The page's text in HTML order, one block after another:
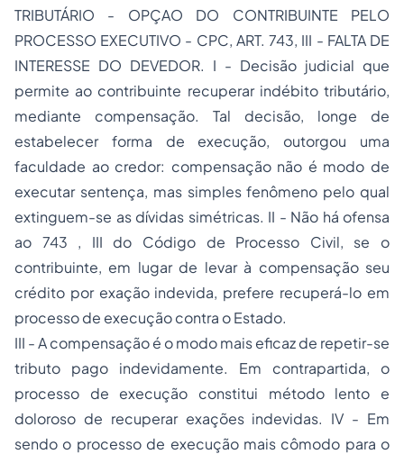
TRIBUTÁRIO - OPÇAO DO CONTRIBUINTE PELO
PROCESSO EXECUTIVO - CPC, ART. 743, III - FALTA DE
INTERESSE DO DEVEDOR. I - Decisão judicial que
permite ao contribuinte recuperar indébito tributário,
mediante compensação. Tal decisão, longe de
estabelecer forma de execução, outorgou uma
faculdade ao credor: compensação não é modo de
executar sentença, mas simples fenômeno pelo qual
extinguem-se as dívidas simétricas. II - Não há ofensa
ao 743 , III do Código de Processo Civil, se o
contribuinte, em lugar de levar à compensação seu
crédito por exação indevida, prefere recuperá-lo em
processo de execução contra o Estado.
III - A compensação é o modo mais eficaz de repetir-se
tributo pago indevidamente. Em contrapartida, o
processo de execução constitui método lento e
doloroso de recuperar exações indevidas. IV - Em
sendo o processo de execução mais cômodo para o